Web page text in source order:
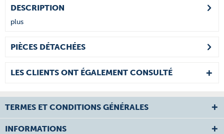
DESCRIPTION
plus
PIÈCES DÉTACHÉES
LES CLIENTS ONT ÉGALEMENT CONSULTÉ
TERMES ET CONDITIONS GÉNÉRALES
INFORMATIONS